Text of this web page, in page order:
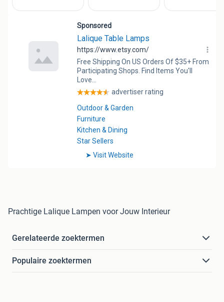
Prachtige Lalique Lampen voor Jouw Interieur
Gerelateerde zoektermen
Populaire zoektermen